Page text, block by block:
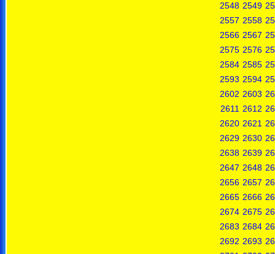
2548 2549
2557 2558
2566 2567
2575 2576
2584 2585
2593 2594
2602 2603
2611 2612
2620 2621
2629 2630
2638 2639
2647 2648
2656 2657
2665 2666
2674 2675
2683 2684
2692 2693